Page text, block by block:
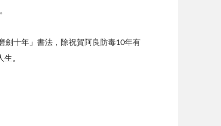
十年」書法，除祝賀阿良防毒10年有
。